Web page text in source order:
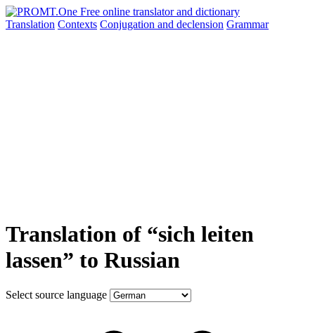
Translation Contexts Conjugation and declension Grammar
Translation of “sich leiten
lassen” to Russian
Select source language